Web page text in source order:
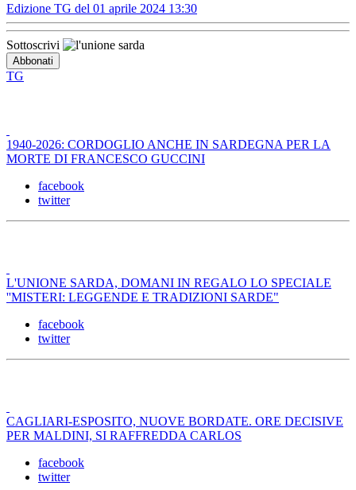
Edizione TG del 01 aprile 2024 13:30
Sottoscrivi
TG
1940-2026: CORDOGLIO ANCHE IN SARDEGNA PER LA
MORTE DI FRANCESCO GUCCINI
facebook
twitter
L'UNIONE SARDA, DOMANI IN REGALO LO SPECIALE
''MISTERI: LEGGENDE E TRADIZIONI SARDE"
facebook
twitter
CAGLIARI-ESPOSITO, NUOVE BORDATE. ORE DECISIVE
PER MALDINI, SI RAFFREDDA CARLOS
facebook
twitter